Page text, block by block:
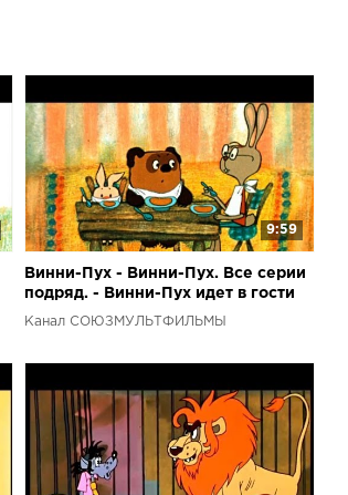
Ну погоди! Все серии подряд:
Бременские музыканты Все серии
серии подряд: Крокодил Гена и
карусель Все серии подряд:
по имени Гав Все серии подряд:
блудного попугая Все серии
Светлячок Все серии подряд:
подряд: Мультфильм озвучивали
актеры - Евгений Леонов, Лев
Невинный...Сюжет
за решетку по ложному
поймать... Здесь вы найдете
детей, развивающие мультики,
контент, сказки для малышей.
вы давно искали, найдете на
9:59
Винни-Пух - Винни-Пух. Все серии
подряд. - Винни-Пух идет в гости
Канал СОЮЗМУЛЬТФИЛЬМЫ